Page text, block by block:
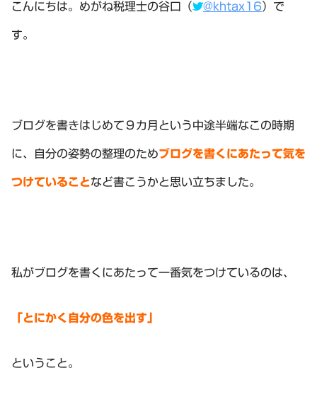
こんにちは。めがね税理士の谷口（ @khtax16）で
す。
ブログを書きはじめて９カ月という中途半端なこの時期
に、自分の姿勢の整理のためブログを書くにあたって気を
つけていることなど書こうかと思い立ちました。
私がブログを書くにあたって一番気をつけているのは、
「とにかく自分の色を出す」
ということ。